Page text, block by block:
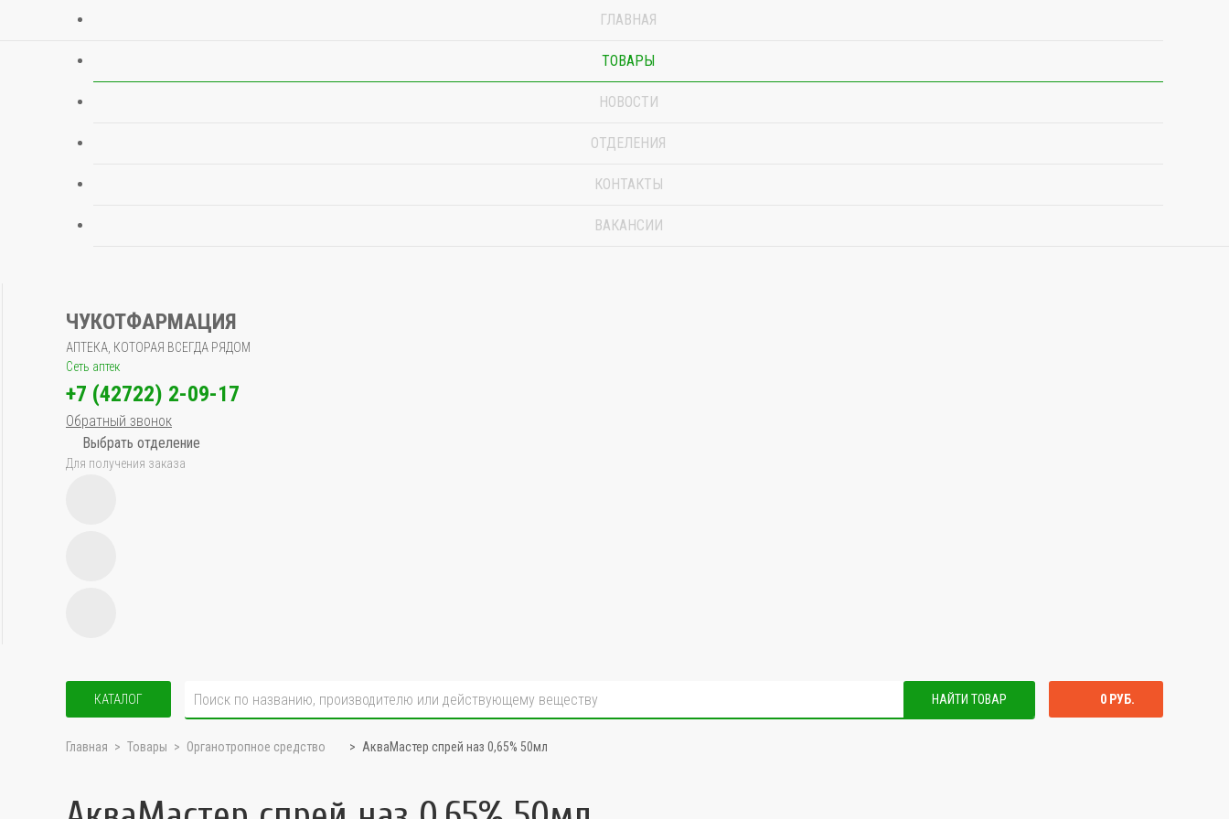
ГЛАВНАЯ
ТОВАРЫ
НОВОСТИ
ОТДЕЛЕНИЯ
КОНТАКТЫ
ВАКАНСИИ
ЧУКОТФАРМАЦИЯ
АПТЕКА, КОТОРАЯ ВСЕГДА РЯДОМ
Сеть аптек
+7 (42722) 2-09-17
Обратный звонок
Выбрать отделение
Для получения заказа
КАТАЛОГ НАЙТИ ТОВАР 0 РУБ.
Главная Товары Органотропное средство АкваМастер спрей наз 0,65% 50мл